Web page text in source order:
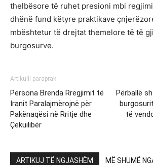
thelbësore të ruhet presioni mbi
dhënë fund këtyre praktikave
mbështetur të drejtat themelore të të
burgosurve.
Artikulli paraprak
Persona Brenda Rregjimit të
Iranit Paralajmërojnë për
Pakënaqësi në Rritje dhe
Çekuilibër
Përballë
të
ARTIKUJ TË NGJASHËM MË SHUMË